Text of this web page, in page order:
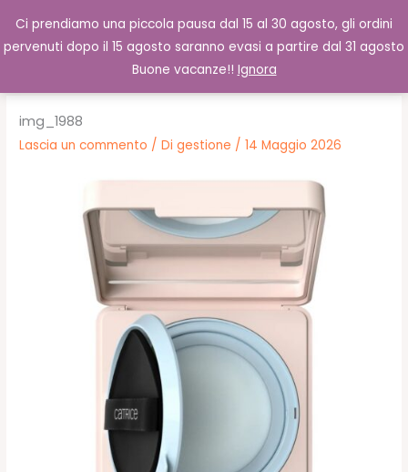
Ci prendiamo una piccola pausa dal 15 al 30 agosto, gli ordini
pervenuti dopo il 15 agosto saranno evasi a partire dal 31 agosto
Buone vacanze!! Ignora
contenuto
0,00€ Cerca
img_1988
Lascia un commento / Digestione /14 Maggio 2026